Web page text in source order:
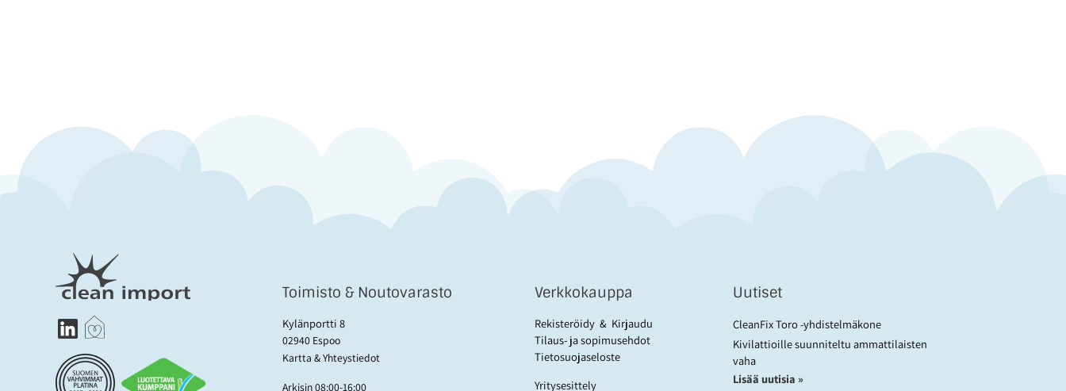
Toimisto & Noutovarasto
Kylänportti 8
02940 Espoo
Kartta & Yhteystiedot
Arkisin 08:00-16:00
Verkkokauppa
Rekisteröidy& Kirjaudu
Tilaus- ja sopimusehdot
Tietosuojaseloste
Yritysesittely
Uutiset
CleanFix Toro -yhdistelmäkone
Kivilattioille suunniteltu ammattilaisten
vaha
Lisää uutisia »